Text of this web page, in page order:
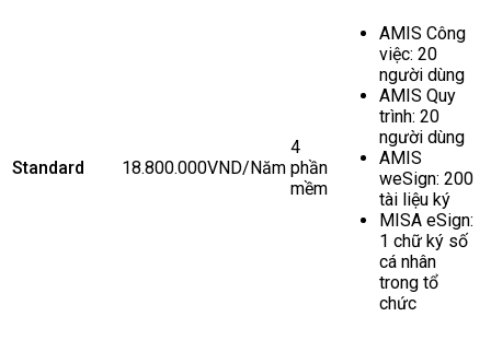
Standard 18.800.000VND/Năm
4
phần
mềm
AMIS Công
việc: 20
người dùng
AMIS Quy
trình: 20
người dùng
AMIS
weSign: 200
tài liệu ký
MISA eSign:
1 chữ ký số
cá nhân
trong tổ
chức